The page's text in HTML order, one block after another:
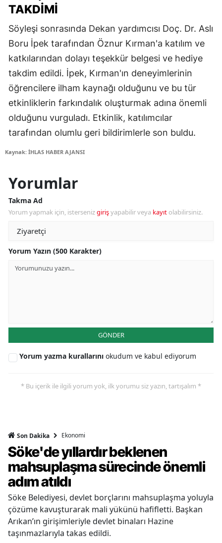
TAKDIMI
Söyleşi sonrasında Dekan yardımcısı Doç. Dr. Aslı
Boru İpek tarafından Öznur Kırman'a katılım ve
katkılarından dolayı teşekkür belgesi ve hediye
takdim edildi. İpek, Kırman'ın deneyimlerinin
öğrencilere ilham kaynağı olduğunu ve bu tür
etkinliklerin farkındalık oluşturmak adına önemli
olduğunu vurguladı. Etkinlik, katılımcılar
tarafından olumlu geri bildirimlerle son buldu.
Kaynak: İHLAS HABER AJANSI
Yorumlar
Takma Ad
Yorum yapmak için, istersenizgirişyapabilir veya kayıt olabilirsiniz.
Yorum Yazın (500 Karakter)
GÖNDER
Yorum yazma kurallarını okudum ve kabul ediyorum
* Bu içerik ile ilgili yorum yok, ilk yorumu siz yazın, tartışalım *
Son Dakika Ekonomi
Söke'de yıllardır beklenen
mahsuplaşma sürecinde önemli
adım atıldı
Söke Belediyesi, devlet borçlarını mahsuplaşma yoluyla
çözüme kavuşturarak mali yükünü hafifletti. Başkan
Arıkan’ın girişimleriyle devlet binaları Hazine
taşınmazlarıyla takas edildi.